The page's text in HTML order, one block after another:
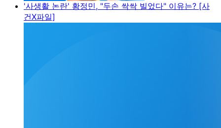
'사생활 논란' 황정민, "두손 싹싹 빌었다" 이유는? [사
건X파일]